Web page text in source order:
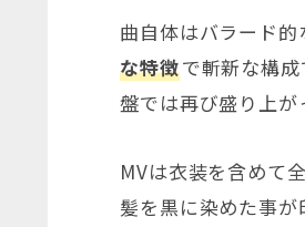
曲自体はバラード
な特徴で斬新な構
盤では再び盛り上が
MVは衣装を含めて
髪を黒に染めた事